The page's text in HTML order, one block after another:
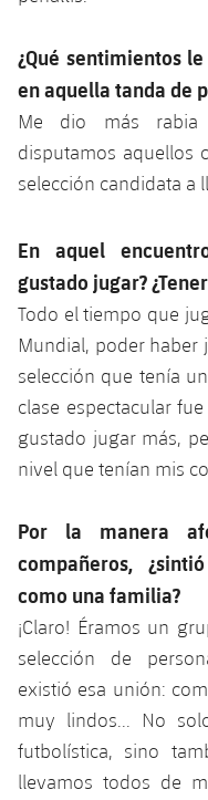
¿Qué sentimientos
en aquella tanda de
Me dio más
disputamos aquellos
selección candidata a
En aquel
gustado jugar?
Todo el tiempo que
Mundial, poder haber
selección que tenía
clase espectacular
gustado jugar más,
nivel que tenían mis
Por la manera
compañeros,
como una familia?
¡Claro! Éramos un
selección de
existió esa unión:
muy lindos... No
futbolística, sino
llevamos todos de